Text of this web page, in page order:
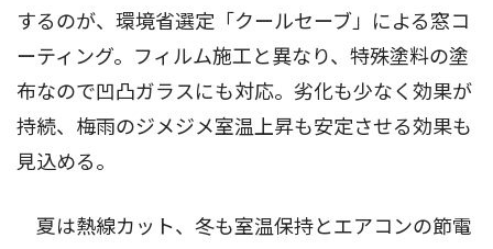
するのが、環境省選定「クールセーブ」による窓コ
ーティング。フィルム施工と異なり、特殊塗料の塗
布なので凹凸ガラスにも対応。劣化も少なく効果が
持続、梅雨のジメジメ室温上昇も安定させる効果も
見込める。
夏は熱線カット、冬も室温保持とエアコンの節電